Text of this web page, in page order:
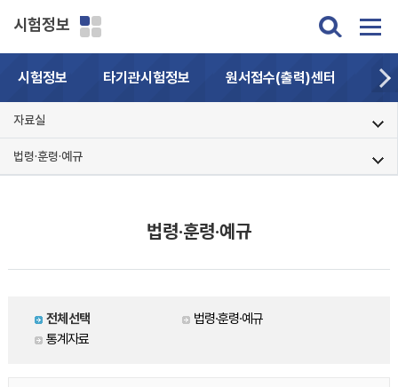
시험정보
시험정보 타기관시험정보 원서접수(출력)센터 자
자료실
법령·훈령·예규
법령·훈령·예규
전체선택
법령·훈령·예규
통계자료